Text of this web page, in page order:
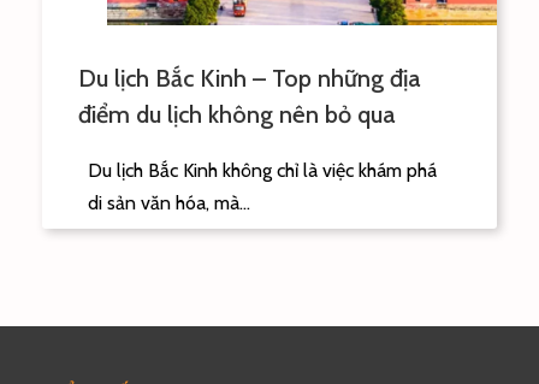
Du lịch Bắc Kinh – Top những địa
điểm du lịch không nên bỏ qua
Du lịch Bắc Kinh không chỉ là việc khám phá
di sản văn hóa, mà...